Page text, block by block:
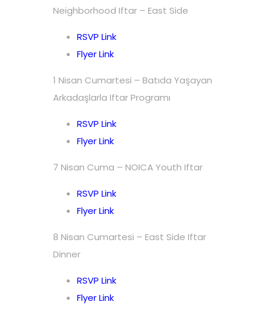
Neighborhood Iftar – East Side
RSVP Link
Flyer Link
1 Nisan Cumartesi – Batıda Yaşayan
Arkadaşlarla Iftar Programı
RSVP Link
Flyer Link
7 Nisan Cuma – NOICA Youth Iftar
RSVP Link
Flyer Link
8 Nisan Cumartesi – East Side Iftar
Dinner
RSVP Link
Flyer Link